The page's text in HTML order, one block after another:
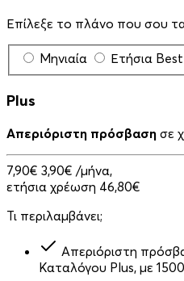
Επίλεξε το πλάνο που σου
Μηνιαία Ετήσια
Plus
Απεριόριστη πρόσβαση σε
7,90€ 3,90€ /μήνα,
ετήσια χρέωση 46,80€
Τι περιλαμβάνει;
Απεριόριστη
Καταλόγου Plus, με